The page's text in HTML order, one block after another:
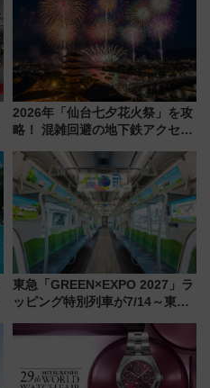
8/1～31）
2026年「仙台七夕花火祭」を攻
略！ 混雑回避の地下鉄アクセス
火前に楽しむ仙台観光ルートま
で解説！
東急「GREEN×EXPO 2027」ラ
ッピング特別列車が7/14～東
ー！ 注目の編成やデザインまと